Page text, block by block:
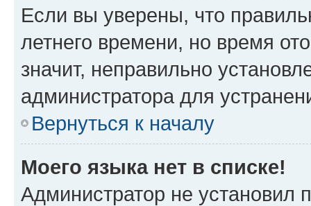
Если вы уверены, что
летнего времени, но время
значит, неправильно
администратора для
Вернуться к началу
Моего языка нет в списке!
Администратор не установил